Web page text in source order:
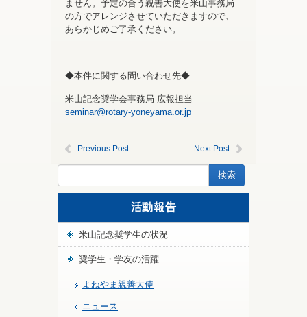
ません。予定の合う親善大使を米山事務局
の方でアレンジさせていただきますので、
あらかじめご了承ください。
◆本件に関する問い合わせ先◆
米山記念奨学会事務局 広報担当
seminar@rotary-yoneyama.or.jp
Previous Post Next Post
活動報告
米山記念奨学生の状況
奨学生・学友の活躍
よねやま親善大使
ニュース